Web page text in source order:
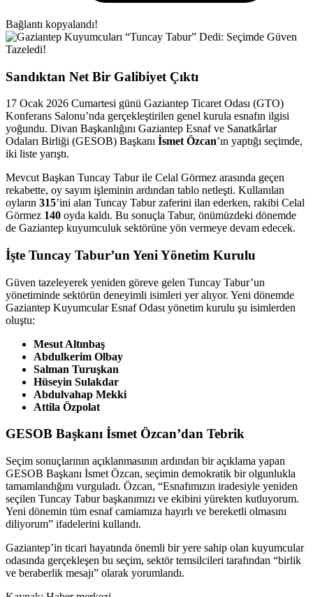
Bağlantı kopyalandı!
Sandıktan Net Bir Galibiyet Çıktı
17 Ocak 2026 Cumartesi günü Gaziantep Ticaret Odası (GTO)
Konferans Salonu’nda gerçekleştirilen genel kurula esnafın ilgisi
yoğundu. Divan Başkanlığını Gaziantep Esnaf ve Sanatkârlar
Odaları Birliği (GESOB) Başkanı İsmet Özcan’ın yaptığı seçimde,
iki liste yarıştı.
Mevcut Başkan Tuncay Tabur ile Celal Görmez arasında geçen
rekabette, oy sayım işleminin ardından tablo netleşti. Kullanılan
oyların 315’ini alan Tuncay Tabur zaferini ilan ederken, rakibi Celal
Görmez 140 oyda kaldı. Bu sonuçla Tabur, önümüzdeki dönemde
de Gaziantep kuyumculuk sektörüne yön vermeye devam edecek.
İşte Tuncay Tabur’un Yeni Yönetim Kurulu
Güven tazeleyerek yeniden göreve gelen Tuncay Tabur’un
yönetiminde sektörün deneyimli isimleri yer alıyor. Yeni dönemde
Gaziantep Kuyumcular Esnaf Odası yönetim kurulu şu isimlerden
oluştu:
Mesut Altınbaş
Abdulkerim Olbay
Salman Turuşkan
Hüseyin Sulakdar
Abdulvahap Mekki
Attila Özpolat
GESOB Başkanı İsmet Özcan’dan Tebrik
Seçim sonuçlarının açıklanmasının ardından bir açıklama yapan
GESOB Başkanı İsmet Özcan, seçimin demokratik bir olgunlukla
tamamlandığını vurguladı. Özcan, “Esnafımızın iradesiyle yeniden
seçilen Tuncay Tabur başkanımızı ve ekibini yürekten kutluyorum.
Yeni dönemin tüm esnaf camiamıza hayırlı ve bereketli olmasını
diliyorum” ifadelerini kullandı.
Gaziantep’in ticari hayatında önemli bir yere sahip olan kuyumcular
odasında gerçekleşen bu seçim, sektör temsilcileri tarafından “birlik
ve beraberlik mesajı” olarak yorumlandı.